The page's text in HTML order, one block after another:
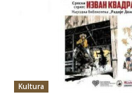
Kultura